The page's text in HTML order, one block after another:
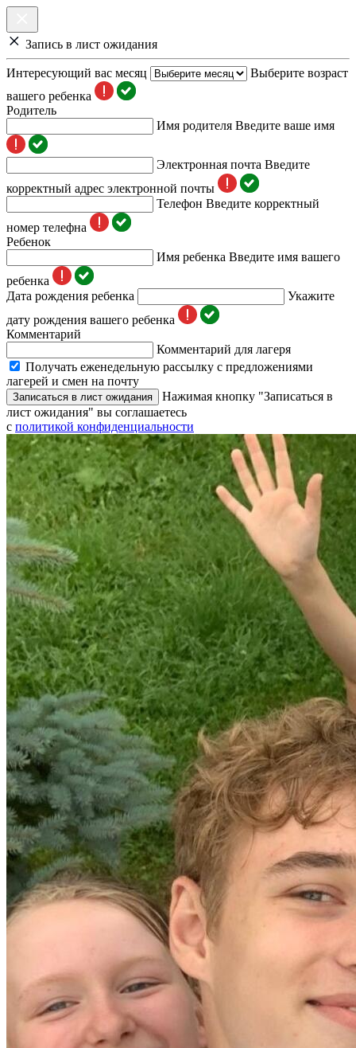
Запись в лист ожидания
Интересующий вас месяц
Выберите возраст
вашего ребенка
Родитель
Имя родителя Введите ваше имя
Электронная почта Введите
корректный адрес электронной почты
Телефон Введите корректный
номер телефна
Ребенок
Имя ребенка Введите имя вашего
ребенка
Дата рождения ребенка
Укажите
дату рождения вашего ребенка
Комментарий
Комментарий для лагеря
Получать еженедельную рассылку с предложениями
лагерей и смен на почту
Записаться в лист ожидания
Нажимая кнопку "Записаться в
лист ожидания" вы соглашаетесь
с политикой конфиденциальности